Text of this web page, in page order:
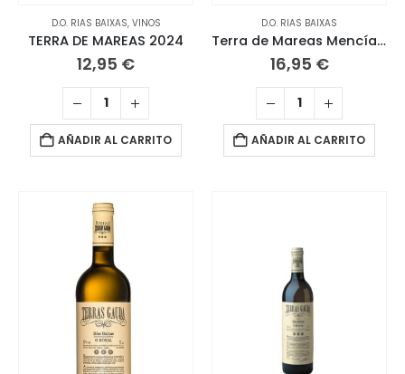
D.O. RIAS BAIXAS, VINOS
TERRA DE MAREAS 2024
12,95 €
AÑADIR AL CARRITO
D.O. RIAS BAIXAS
Terra de Mareas Mencía 2021
16,95 €
AÑADIR AL CARRITO